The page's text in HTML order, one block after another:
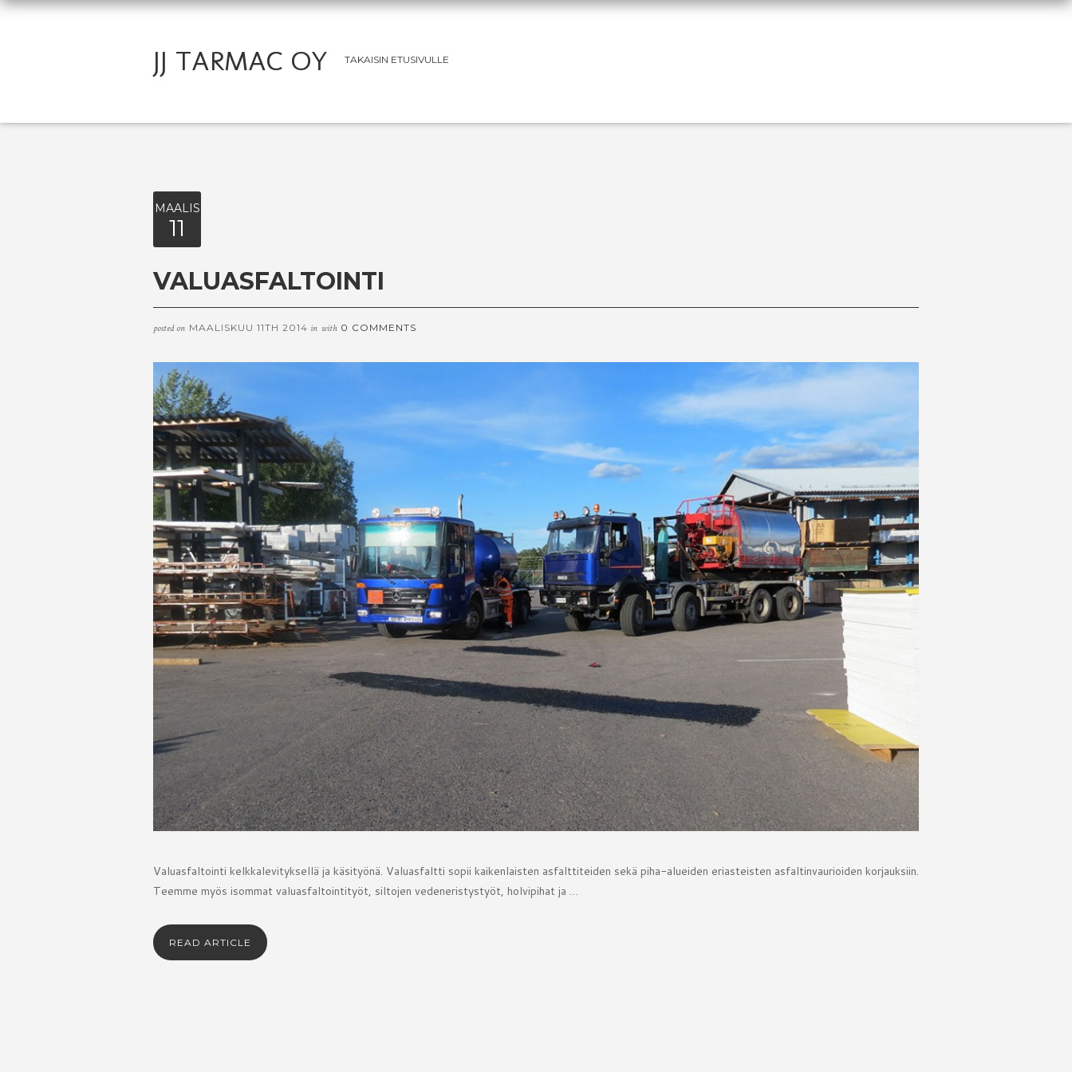
JJ TARMAC OY TAKAISIN ETUSIVULLE
MAALIS
11
VALUASFALTOINTI
posted on MAALISKUU 11TH 2014 in with 0 COMMENTS
Valuasfaltointi kelkkalevityksellä ja käsityönä. Valuasfaltti sopii kaikenlaisten asfalttiteiden sekä piha-alueiden eriasteisten asfaltinvaurioiden korjauksiin.
Teemme myös isommat valuasfaltointityöt, siltojen vedeneristystyöt, holvipihat ja …
READ ARTICLE